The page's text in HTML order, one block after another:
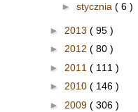
► stycznia ( 6 )
► 2013 ( 95 )
► 2012 ( 80 )
► 2011 ( 111 )
► 2010 ( 146 )
► 2009 ( 306 )